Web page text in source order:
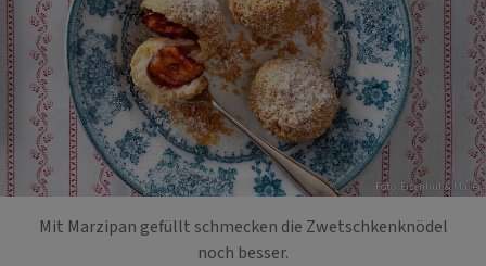
Foto: Eisenhut & Mayer
Mit Marzipan gefüllt schmecken die Zwetschkenknödel
noch besser.